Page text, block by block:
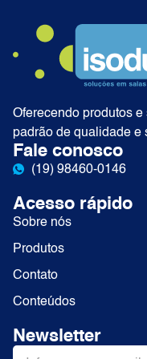
Oferecendo produtos
padrão de qualidade e
Fale conosco
(19) 98460-0146
Acesso rápido
Sobre nós
Produtos
Contato
Conteúdos
Newsletter